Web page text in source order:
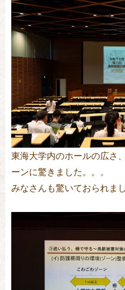
東海大学内のホールの広さ
ーンに驚きました。。。
みなさんも驚いておられま